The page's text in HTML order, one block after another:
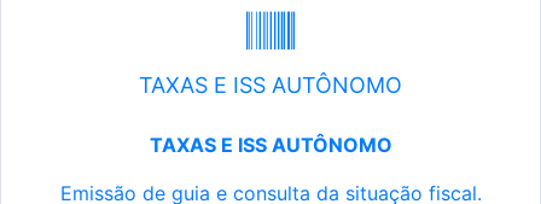
TAXAS E ISS AUTÔNOMO
TAXAS E ISS AUTÔNOMO
Emissão de guia e consulta da situação fiscal.